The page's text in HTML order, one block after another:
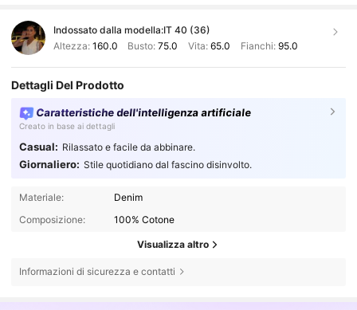
Indossato dalla modella:IT 40 (36)
Altezza: 160.0 Busto:75.0 Vita: 65.0 Fianchi: 95.0
Dettagli Del Prodotto
Caratteristiche dell'intelligenza artificiale
Creato in base ai dettagli
Casual: Rilassato e facile da abbinare.
Giornaliero: Stile quotidiano dal fascino disinvolto.
Materiale:
Denim
Composizione:
100% Cotone
Visualizza altro
Informazioni di sicurezza e contatti